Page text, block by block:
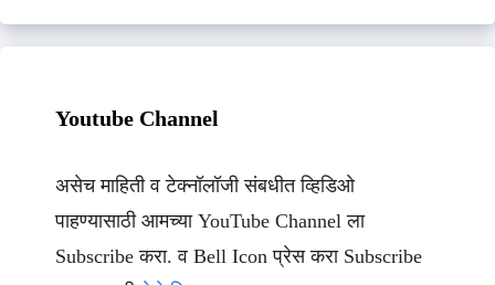
Youtube Channel
असेच माहिती व टेक्नॉलॉजी संबधीत व्हिडिओ
पाहण्यासाठी आमच्या YouTube Channel ला
Subscribe करा. व Bell Icon प्रेस करा Subscribe